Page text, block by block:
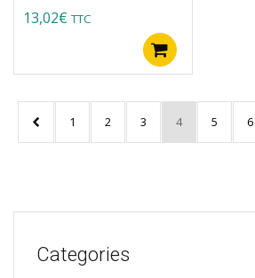
13,02€ TTC
1 2 3 4 5 6
Categories